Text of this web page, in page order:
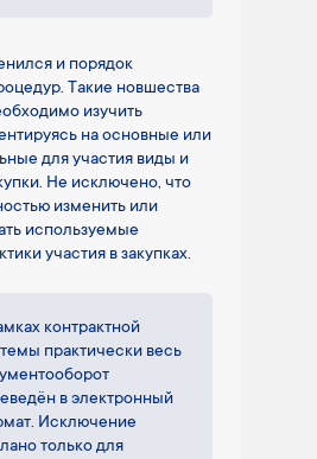
и порядок
Такие новшества
изучить
на основные или
для участия виды и
Не исключено, что
изменить или
используемые
участия в закупках.
контрактной
практически весь
в электронный
Исключение
только для